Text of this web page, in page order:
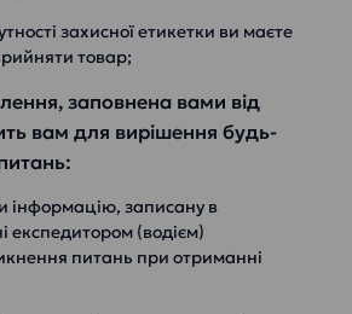
захисної етикетки ви маєте
товар;
заповнена вами від
вам для вирішення будь-
інформацію, записану в
експедитором (водієм)
питань при отриманні